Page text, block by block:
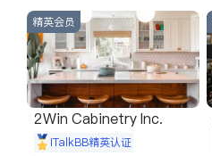
建筑合同、刑事案件全包办
信托/遗嘱
商业
商标注册
索赔
律师-其它 保释
精英会员
2Win Cabinetry Inc.
iTalkBB精英认证